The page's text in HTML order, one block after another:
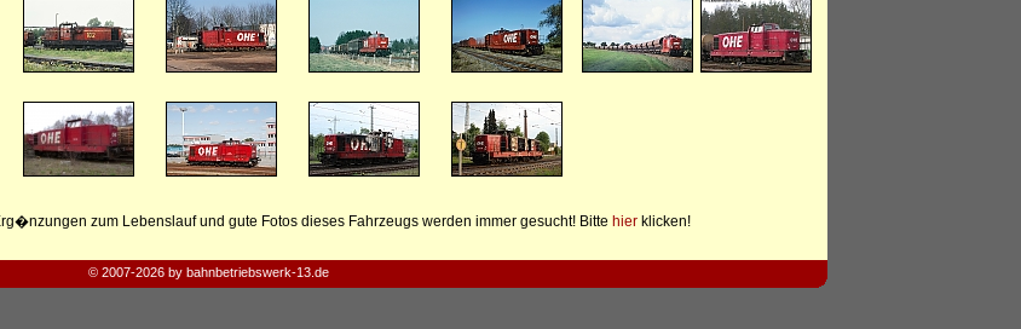
zum Lebenslauf und gute Fotos dieses Fahrzeugs werden immer gesucht! Bitte hierklicken!
© 2007-2026 by bahnbetriebswerk-13.de